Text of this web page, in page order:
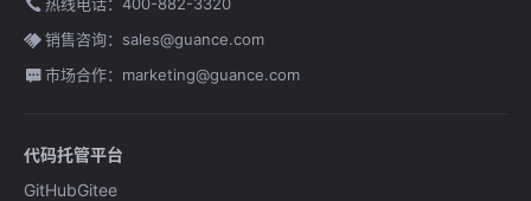
销售咨询：sales@guance.com
市场合作：marketing@guance.com
代码托管平台
GitHubGitee